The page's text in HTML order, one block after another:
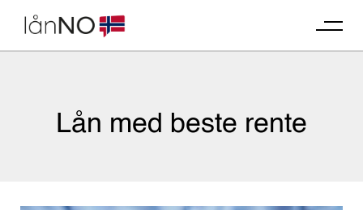
content
Lån med beste rente